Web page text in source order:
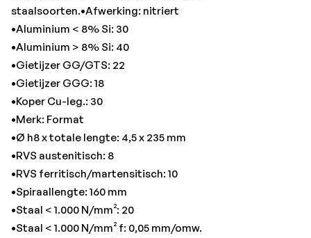
staalsoorten.•Afwerking: nitriert
•Aluminium < 8% Si: 30
•Aluminium > 8% Si: 40
•Gietijzer GG/GTS: 22
•Gietijzer GGG: 18
•Koper Cu-leg.: 30
•Merk: Format
•Ø h8 x totale lengte: 4,5 x 235 mm
•RVS austenitisch: 8
•RVS ferritisch/martensitisch: 10
•Spiraallengte: 160 mm
•Staal < 1.000 N/mm²: 20
•Staal < 1.000 N/mm² f: 0,05 mm/omw.